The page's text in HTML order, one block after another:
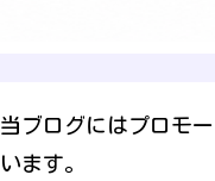
当ブログにはプロモ
います。